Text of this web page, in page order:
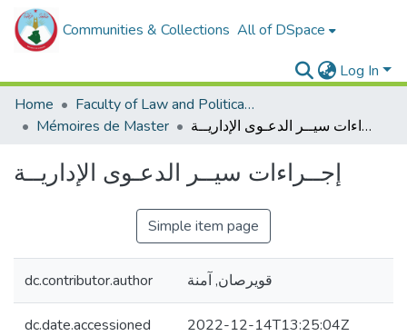
Communities & Collections All of DSpace
Log In
Home
Faculty of Law and Political Sciences _
Mémoires de Master
إجــراءات سيــر الدعـوى الإداريــة
إجــراءات سيــر الدعـوى الإداريــة
Simple item page
dc.contributor.author قويرصان, آمنة
dc.date.accessioned 2022-12-14T13:25:04Z